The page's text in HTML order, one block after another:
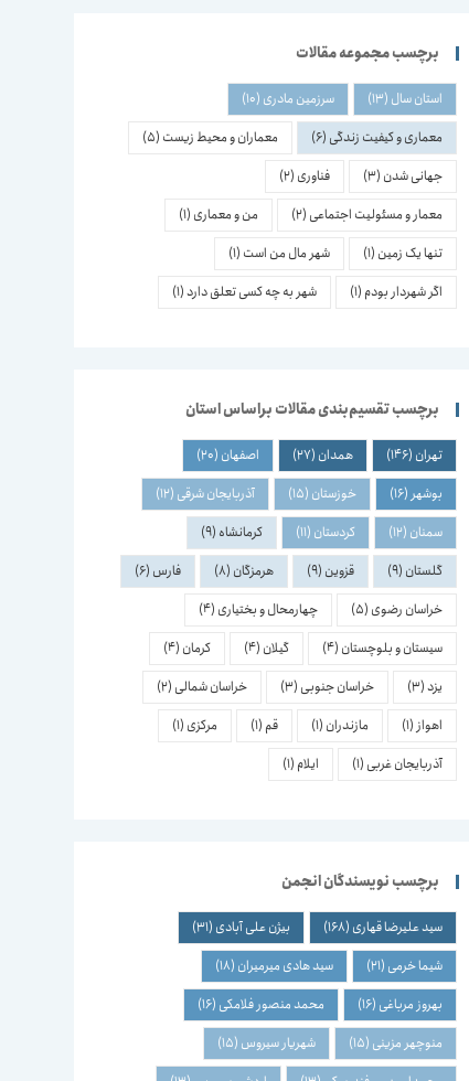
برچسب مجموعه مقالات
استان سال (13) سرزمین مادری (10)
معماری و کیفیت زندگی (6) معماران و محیط زیست (5)
جهانی شدن (3) فناوری (2)
معمار و مسئولیت اجتماعی (2) من و معماری (1)
تنها یک زمین (1) شهر مال من است (1)
اگر شهردار بودم (1) شهر به چه کسی تعلق دارد(1)
برچسب تقسیم‌بندی مقالات براساس استان
تهران (146) همدان (27) اصفهان (20)
بوشهر (16) خوزستان (15) آذربایجان شرقی (12)
سمنان (12) کردستان (11) کرمانشاه (9)
گلستان (9) قزوین (9) هرمزگان (8) فارس (6)
خراسان رضوی (5) چهارمحال و بختیاری (4)
سیستان و بلوچستان (4) گیلان (4) کرمان (4)
یزد(3) خراسان جنوبی (3) خراسان شمالی (2)
اهواز (1) مازندران (1) قم (1) مرکزی (1)
آذربایجان غربی (1) ایلام (1)
برچسب نویسندگان انجمن
سید علیرضا قهاری (168) بیژن علی آبادی (31)
شیما خرمی (21) سید هادی میرمیران (18)
بهروز مرباغی (16) محمد منصور فلامکی (16)
منوچهر مزینی (15) شهریار سیروس (15)